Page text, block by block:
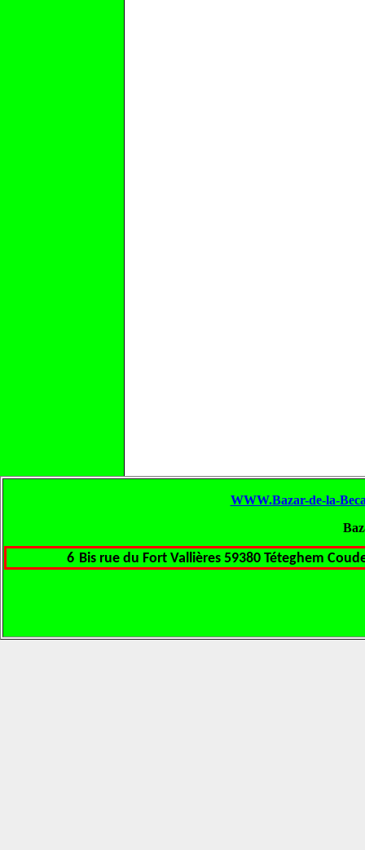
WWW.Bazar-de-la-
6 Bis rue du Fort Vallières 59380 Téteghem